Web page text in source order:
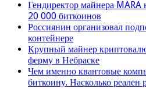
Гендиректор майнера
20 000 биткоинов
Россиянин организовал
контейнере
Крупный майнер
ферму в Небраске
Чем именно квантовые
биткоину. Насколько реален